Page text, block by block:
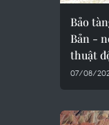
Bảo
Bản -
thuật
07/08/